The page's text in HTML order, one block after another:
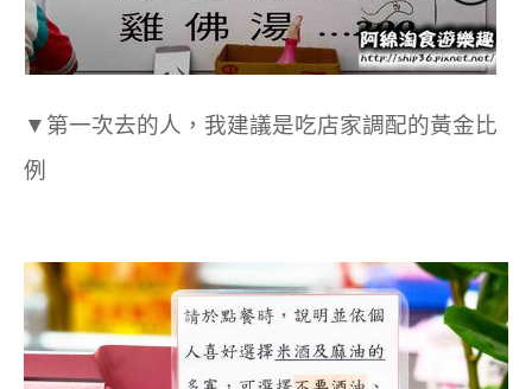
▼第一次去的人，我建議是吃店家調配的黃金比
例